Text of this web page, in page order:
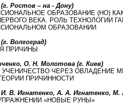
Ростов – на - Дону)
ОБРАЗОВАНИЕ (НО)
ВЕКА. РОЛЬ ТЕХНОЛОГИИ
ОБРАЗОВАНИИ
Волгоград)
ПРИЧИНЫ
О. Н. Молотова (г. Киев)
УЧЕНИЧЕСТВО ЧЕРЕЗ ОВЛАДЕНИЕ
ПРИЧИННОСТИ
В. Игнатенко, А. А. Игнатенко, М.
«НОВЫЕ РУНЫ»